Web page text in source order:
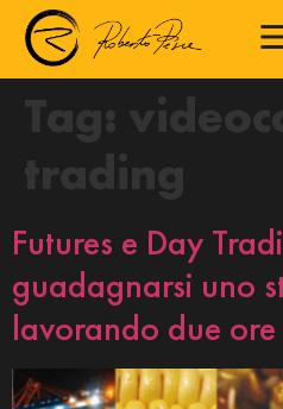
Tag:
trading
Futures e Day
guadagnarsi uno
lavorando due